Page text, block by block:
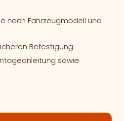
nach Fahrzeugmodell und
Befestigung
sowie